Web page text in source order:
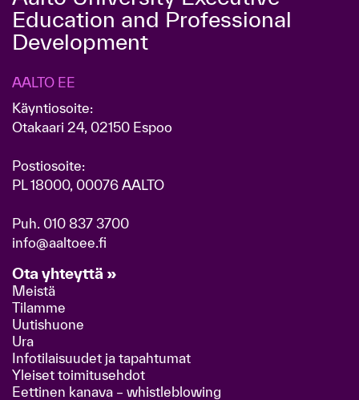
Education and Professional
Development
AALTO EE
Käyntiosoite:
Otakaari 24, 02150 Espoo
Postiosoite:
PL 18000, 00076 AALTO
Puh. 010 837 3700
info@aaltoee.fi
Ota yhteyttä »
Meistä
Tilamme
Uutishuone
Ura
Infotilaisuudet ja tapahtumat
Yleiset toimitusehdot
Eettinen kanava – whistleblowing